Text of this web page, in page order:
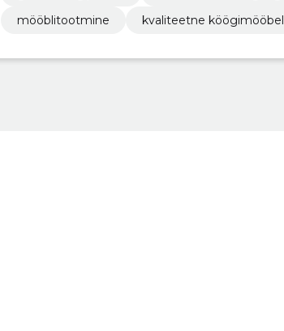
mööblitootmine
kvaliteetne köögimööbel